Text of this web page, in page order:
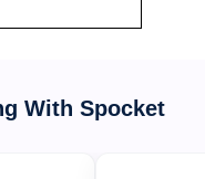
With Spocket